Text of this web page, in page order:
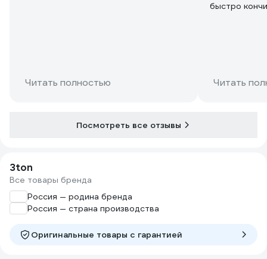
Читать полностью
быстро
Читать
Посмотреть все отзывы
3ton
Все товары бренда
Россия — родина бренда
Россия — страна производства
Оригинальные товары c гарантией